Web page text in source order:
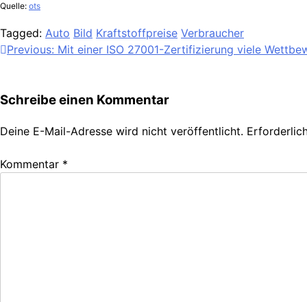
Quelle: ots
Tagged: Auto Bild Kraftstoffpreise Verbraucher
Beitragsnavigation
Previous: Mit einer ISO 27001-Zertifizierung viele
Schreibe einen Kommentar
Deine E-Mail-Adresse wird nicht veröffentlicht.
Kommentar *